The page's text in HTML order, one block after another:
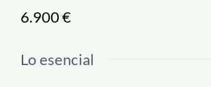
6.900 €
Lo esencial